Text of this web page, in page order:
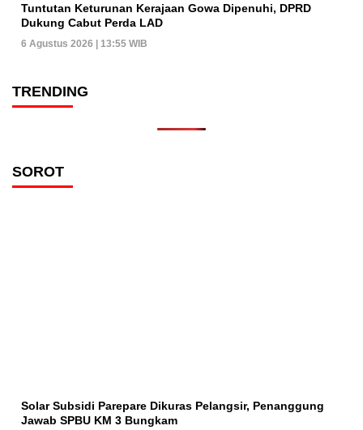
Tuntutan Keturunan Kerajaan Gowa Dipenuhi, DPRD
Dukung Cabut Perda LAD
6 Agustus 2026 | 13:55 WIB
TRENDING
SOROT
Solar Subsidi Parepare Dikuras Pelangsir, Penanggung
Jawab SPBU KM 3 Bungkam